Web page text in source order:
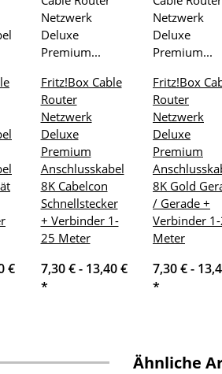
€
Fritz!Box Cable
Router
Netzwerk
Deluxe
Premium
Anschlusskabel
8K Cabelcon
Schnellstecker
+ Verbinder 1-
25 Meter
7,30 € - 13,40 €
*
Fritz!Box
Router
Netzwerk
Deluxe
Premium
8K Gold
/ Gerade +
Verbinder
Meter
7,30 € -
*
Ähnliche